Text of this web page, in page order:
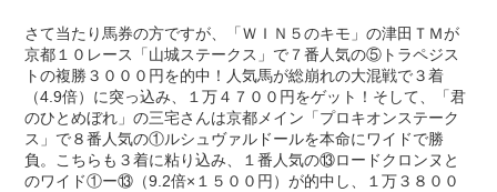
さて当たり馬券の方ですが、「ＷＩＮ５のキモ」の津田ＴＭが
京都１０レース「山城ステークス」で７番人気の⑤トラペジス
トの複勝３０００円を的中！人気馬が総崩れの大混戦で３着
（4.9倍）に突っ込み、１万４７００円をゲット！そして、「君
のひとめぼれ」の三宅さんは京都メイン「プロキオンステーク
ス」で８番人気の①ルシュヴァルドールを本命にワイドで勝
負。こちらも３着に粘り込み、１番人気の⑬ロードクロンヌと
のワイド①ー⑬（9.2倍×１５００円）が的中し、１万３８００